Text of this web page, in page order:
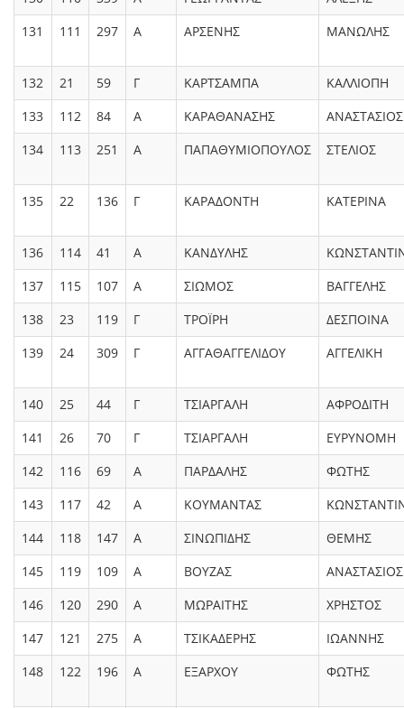
131
111 297 Α ΑΡΣΕΝΗΣ ΜΑΝΩΛΗΣ
132 21 59 Γ ΚΑΡΤΣΑΜΠΑ
ΚΑΛΛΙΟΠΗ
133
112 84 Α ΚΑΡΑΘΑΝΑΣΗΣ
ΑΝΑΣΤΑΣΙΟΣ
134
113 251 Α ΠΑΠΑΘΥΜΙΟΠΟΥΛΟΣ ΣΤΕΛΙΟΣ
135 22 136 Γ ΚΑΡΑΔΟΝΤΗ ΚΑΤΕΡΙΝΑ
136 114 41 Α ΚΑΝΔΥΛΗΣ
137
115 107 Α ΣΙΩΜΟΣ
ΒΑΓΓΕΛΗΣ
138
23 119 Γ ΤΡΟΪΡΗ
ΔΕΣΠΟΙΝΑ
139
24 309 Γ ΑΓΓΑΘΑΓΓΕΛΙΔΟΥ ΑΓΓΕΛΙΚΗ
140 25 44 Γ ΤΣΙΑΡΓΑΛΗ
ΑΦΡΟΔΙΤΗ
141
26 70 Γ ΤΣΙΑΡΓΑΛΗ
ΕΥΡΥΝΟΜΗ
142
116 69 Α ΠΑΡΔΑΛΗΣ
ΦΩΤΗΣ
143
117 42 Α ΚΟΥΜΑΝΤΑΣ
144
118 147 Α ΣΙΝΩΠΙΔΗΣ
ΘΕΜΗΣ
145
119 109 Α ΒΟΥΖΑΣ
ΑΝΑΣΤΑΣΙΟΣ
146
120 290 Α ΜΩΡΑΙΤΗΣ
ΧΡΗΣΤΟΣ
147
121 275 Α ΤΣΙΚΑΔΕΡΗΣ
ΙΩΑΝΝΗΣ
148
122 196 Α ΕΞΑΡΧΟΥ ΦΩΤΗΣ